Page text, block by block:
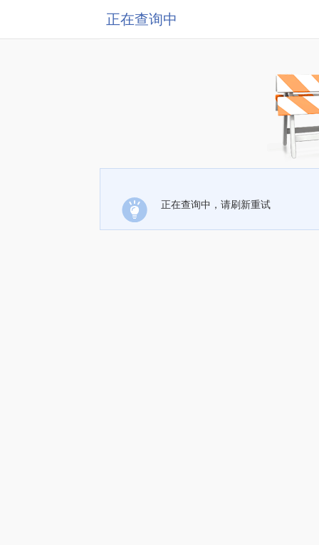
正在查询中
正在查询中，请刷新重试